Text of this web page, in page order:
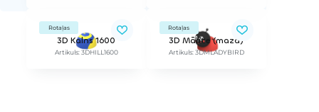
Rotaļas
3D Kalns 1600
Artikuls: 3DHILL1600
Rotaļas
3D Mārīte (maza)
Artikuls: 3DMLADYBIRD